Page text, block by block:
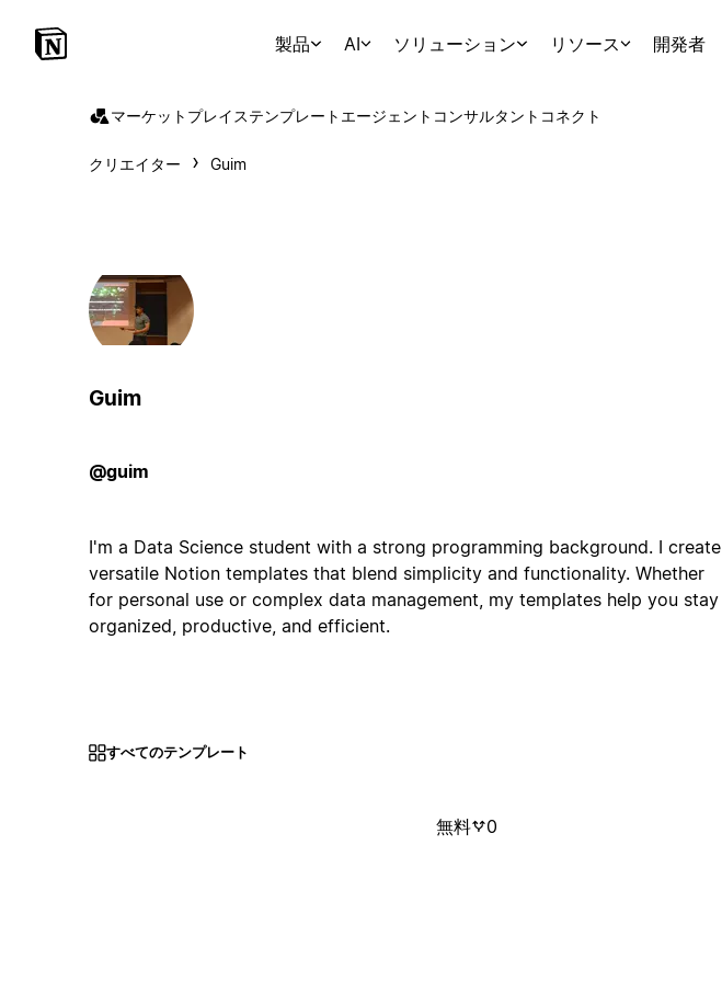
製品 AI ソリューション リソース 開発者
マーケットプレイステンプレート エージェント コンサルタント コネクト
クリエイター Guim
Guim
@guim
I'm a Data Science student with a strong programming background. I create
versatile Notion templates that blend simplicity and functionality. Whether
for personal use or complex data management, my templates help you stay
organized, productive, and efficient.
すべてのテンプレート
無料 0